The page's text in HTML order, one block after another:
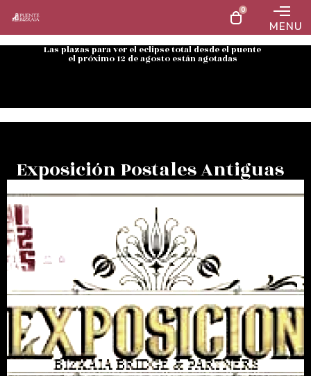
0
MENU
Las plazas para ver el eclipse total desde el puente
el próximo 12 de agosto están agotadas
Exposición Postales Antiguas